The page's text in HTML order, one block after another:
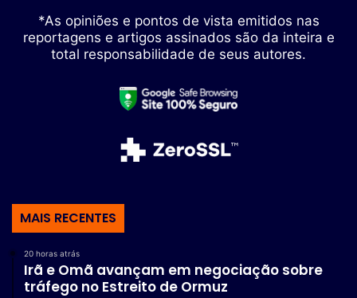
*As opiniões e pontos de vista emitidos nas
reportagens e artigos assinados são da inteira e
total responsabilidade de seus autores.
MAIS RECENTES
20 horas atrás
Irã e Omã avançam em negociação sobre
tráfego no Estreito de Ormuz